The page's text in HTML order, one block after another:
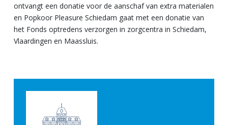
ontvangt een donatie voor de aanschaf van extra materialen
en Popkoor Pleasure Schiedam gaat met een donatie van
het Fonds optredens verzorgen in zorgcentra in Schiedam,
Vlaardingen en Maassluis.